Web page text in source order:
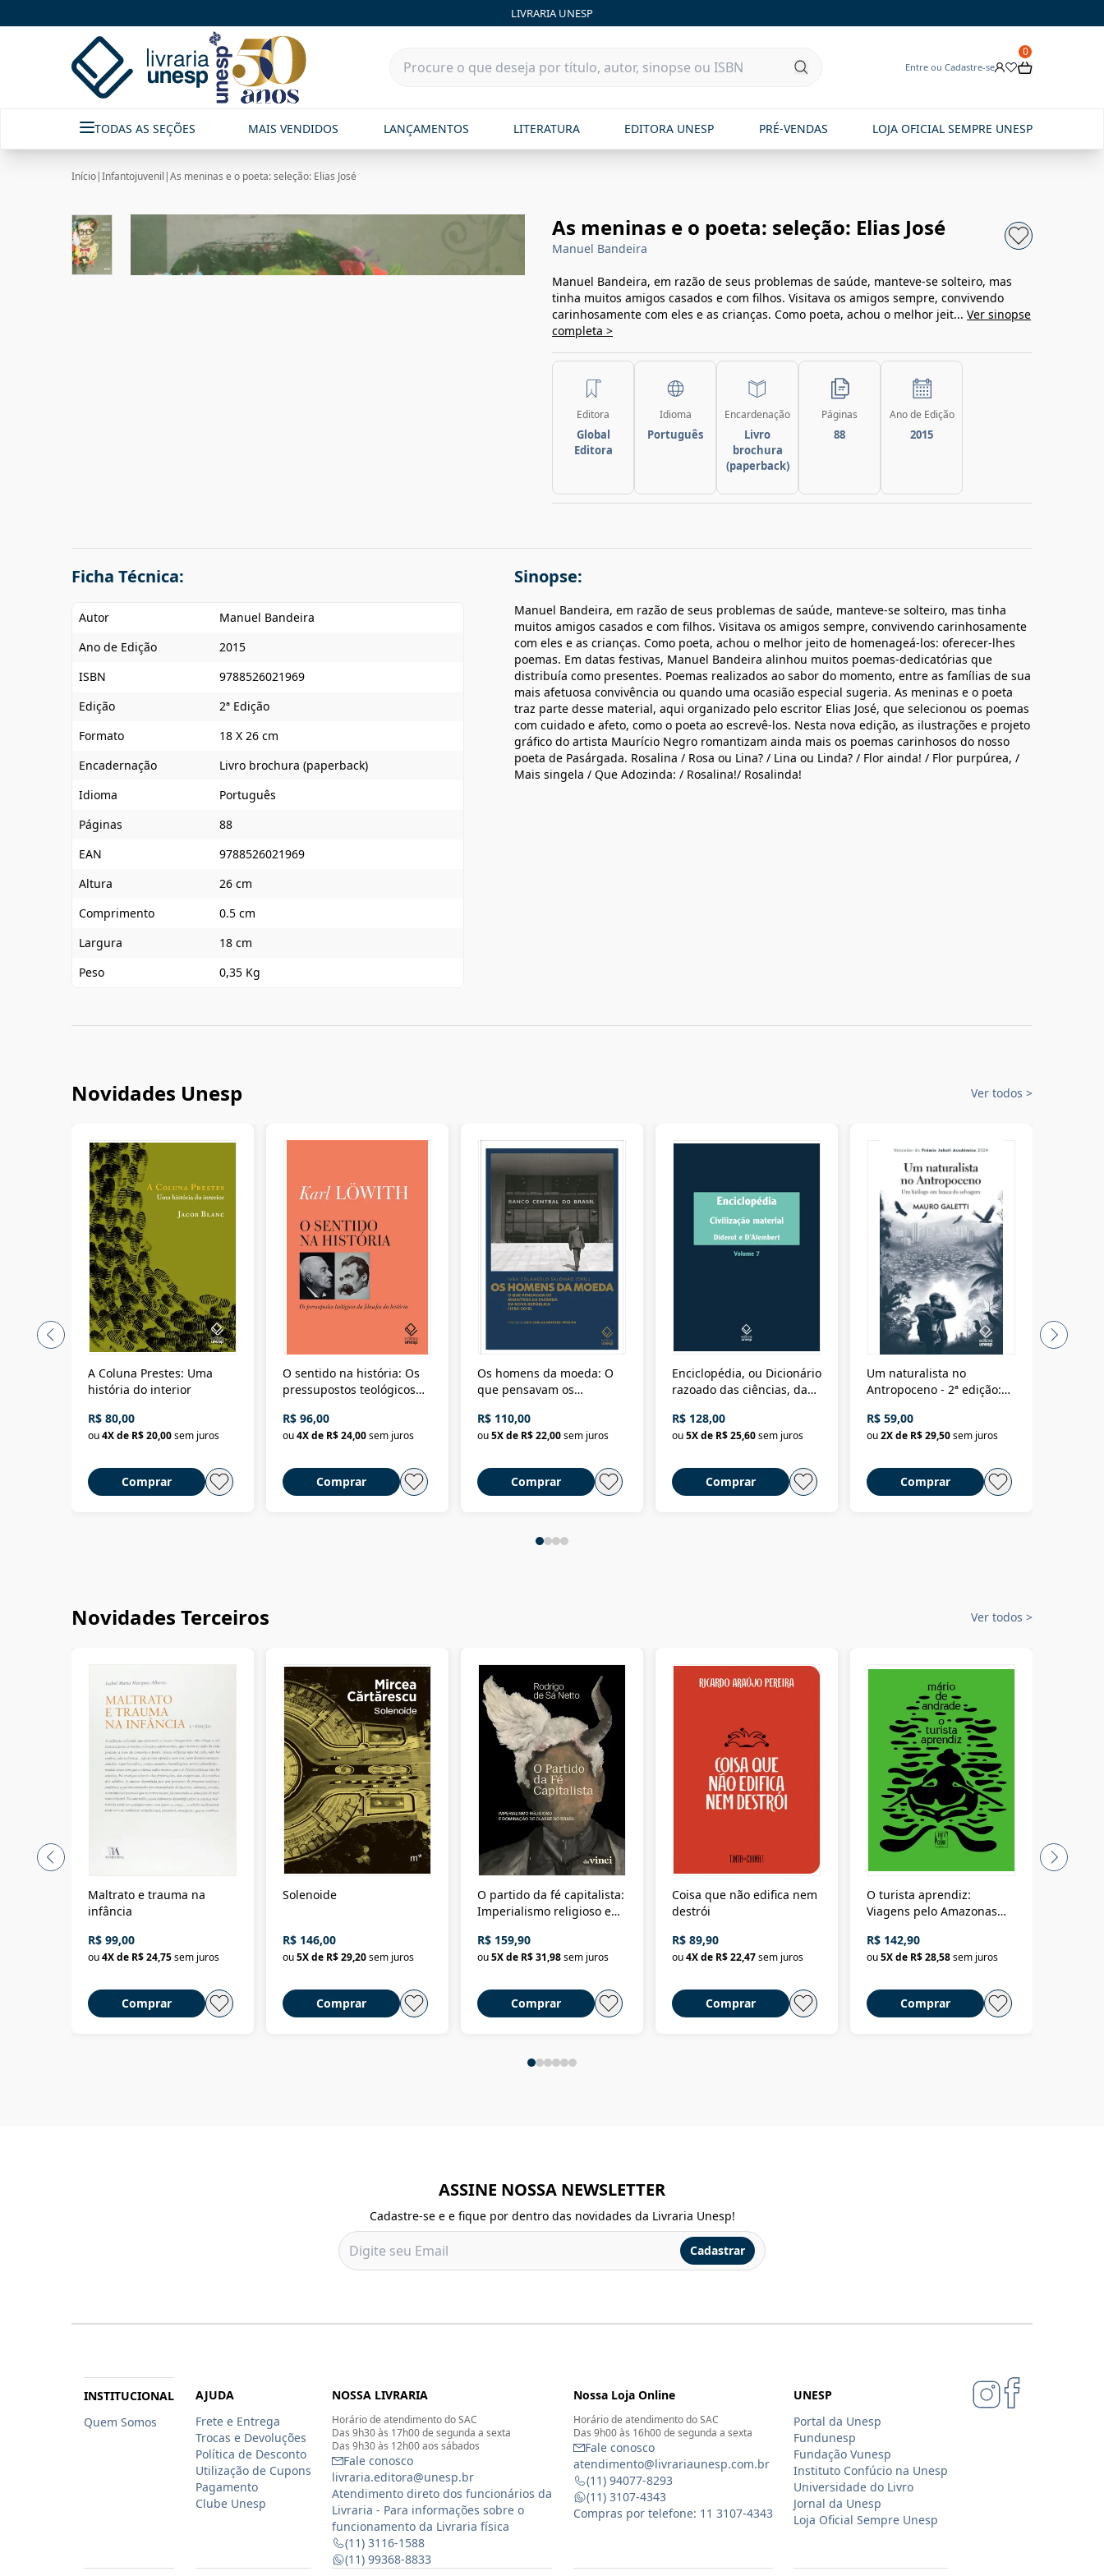
LIVRARIA UNESP
Entre ou Cadastre-se
0
TODAS AS SEÇÕES MAIS VENDIDOS LANÇAMENTOS LITERATURA EDITORA UNESP PRÉ-VENDAS LOJA OFICIAL SEMPRE UNESP
Início|Infantojuvenil |As meninas e o poeta: seleção: Elias José
As meninas e o poeta: seleção: Elias José
Manuel Bandeira
Manuel Bandeira, em razão de seus problemas de saúde, manteve-se solteiro, mas
tinha muitos amigos casados e com filhos. Visitava os amigos sempre, convivendo
carinhosamente com eles e as crianças. Como poeta, achou o melhor jeit... Ver sinopse
completa >
Editora
Global
Editora
Idioma
Português
Encardenação
Livro
brochura
(paperback)
Páginas
88
Ano de Edição
2015
Ficha Técnica:
Autor
Manuel Bandeira
Ano de Edição
2015
ISBN
9788526021969
Edição
2ª Edição
Formato
18 X 26 cm
Encadernação
Livro brochura (paperback)
Idioma
Português
Páginas
88
EAN
9788526021969
Altura
26 cm
Comprimento
0.5 cm
Largura
18 cm
Peso
0,35 Kg
Sinopse:
Manuel Bandeira, em razão de seus problemas de saúde, manteve-se solteiro, mas tinha
muitos amigos casados e com filhos. Visitava os amigos sempre, convivendo carinhosamente
com eles e as crianças. Como poeta, achou o melhor jeito de homenageá-los: oferecer-lhes
poemas. Em datas festivas, Manuel Bandeira alinhou muitos poemas-dedicatórias que
distribuía como presentes. Poemas realizados ao sabor do momento, entre as famílias de sua
mais afetuosa convivência ou quando uma ocasião especial sugeria. As meninas e o poeta
traz parte desse material, aqui organizado pelo escritor Elias José, que selecionou os poemas
com cuidado e afeto, como o poeta ao escrevê-los. Nesta nova edição, as ilustrações e projeto
gráfico do artista Maurício Negro romantizam ainda mais os poemas carinhosos do nosso
poeta de Pasárgada. Rosalina / Rosa ou Lina? / Lina ou Linda? / Flor ainda! / Flor purpúrea, /
Mais singela / Que Adozinda: / Rosalina!/ Rosalinda!
Novidades Unesp Ver todos >
A Coluna Prestes: Uma
história do interior
R$ 80,00
ou4X de R$ 20,00sem juros
Comprar
O sentido na história: Os
pressupostos teológicos
R$ 96,00
ou4X de R$ 24,00sem juros
Comprar
Os homens da moeda: O
que pensavam os
Nova República (1985-
2018)
R$ 110,00
ou5X de R$ 22,00sem juros
Comprar
Enciclopédia, ou Dicionário
razoado das ciências, das
Civilização material
R$ 128,00
ou5X de R$ 25,60sem juros
Comprar
Um naturalista no
Antropoceno - 2ª edição:
selvagem
R$ 59,00
ou2X de R$ 29,50sem juros
Comprar
Novidades Terceiros Ver todos >
Maltrato e trauma na
infância
R$ 99,00
ou4X de R$ 24,75sem juros
Comprar
Solenoide
R$ 146,00
ou5X de R$ 29,20sem juros
Comprar
O partido da fé capitalista:
Imperialismo religioso e
Brasil
R$ 159,90
ou5X de R$ 31,98sem juros
Comprar
Coisa que não edifica nem
destrói
R$ 89,90
ou4X de R$ 22,47sem juros
Comprar
O turista aprendiz:
Viagens pelo Amazonas
até a Bolívia e por Marajó
até dizer chega
R$ 142,90
ou5X de R$ 28,58sem juros
Comprar
ASSINE NOSSA NEWSLETTER
Cadastre-se e e fique por dentro das novidades da Livraria Unesp!
Cadastrar
INSTITUCIONAL
Quem Somos
AJUDA
Frete e Entrega
Trocas e Devoluções
Política de Desconto
Utilização de Cupons
Pagamento
Clube Unesp
NOSSA LIVRARIA
Horário de atendimento do SAC
Das 9h30 às 17h00 de segunda a sexta
Das 9h30 às 12h00 aos sábados
Fale conosco
livraria.editora@unesp.br
Atendimento direto dos funcionários da
Livraria - Para informações sobre o
funcionamento da Livraria física
(11) 3116-1588
(11) 99368-8833
Nossa Loja Online
Horário de atendimento do SAC
Das 9h00 às 16h00 de segunda a sexta
Fale conosco
atendimento@livrariaunesp.com.br
(11) 94077-8293
(11) 3107-4343
Compras por telefone: 11 3107-4343
UNESP
Portal da Unesp
Fundunesp
Fundação Vunesp
Instituto Confúcio na Unesp
Universidade do Livro
Jornal da Unesp
Loja Oficial Sempre Unesp